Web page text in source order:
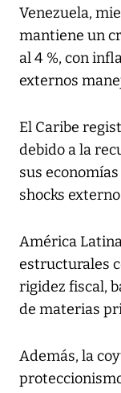
Venezuela,
mantiene un
al 4 %, con
externos
El Caribe
debido a la
sus
shocks
América
estructurales
rigidez fiscal,
de materias
Además, la